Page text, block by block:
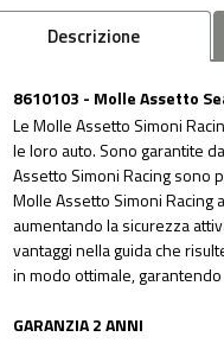
Descrizione
8610103 - Molle Assetto
Le Molle Assetto Simoni
le loro auto. Sono garantite
Assetto Simoni Racing sono
Molle Assetto Simoni Racing
aumentando la sicurezza
vantaggi nella guida che
in modo ottimale,
GARANZIA 2 ANNI